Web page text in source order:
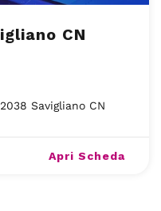
CN
Savigliano CN
Apri Scheda